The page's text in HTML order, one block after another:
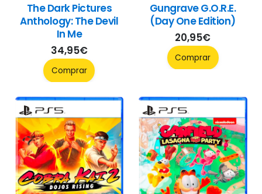
The Dark Pictures
Anthology: The Devil
In Me
34,95€
Comprar
Gungrave G.O.R.E.
(Day One Edition)
20,95€
Comprar